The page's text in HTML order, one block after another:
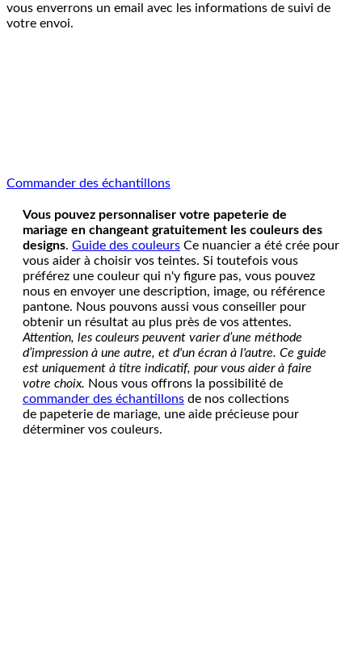
vous enverrons un email avec les informations de suivi de
votre envoi.
Commander des échantillons
Vous pouvez personnaliser votre papeterie de
mariage en changeant gratuitement les couleurs des
designs. Guide des couleurs Ce nuancier a été crée pour
vous aider à choisir vos teintes. Si toutefois vous
préférez une couleur qui n'y figure pas, vous pouvez
nous en envoyer une description, image, ou référence
pantone. Nous pouvons aussi vous conseiller pour
obtenir un résultat au plus près de vos attentes.
Attention, les couleurs peuvent varier d’une méthode
d’impression à une autre, et d'un écran à l'autre. Ce guide
est uniquement à titre indicatif, pour vous aider à faire
votre choix. Nous vous offrons la possibilité de
commander des échantillons de nos collections
de papeterie de mariage, une aide précieuse pour
déterminer vos couleurs.